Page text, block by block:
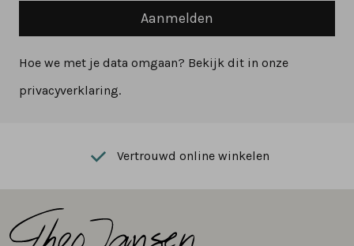
Aanmelden
Hoe we met je data omgaan? Bekijk dit in onze
privacyverklaring.
Vertrouwd online winkelen